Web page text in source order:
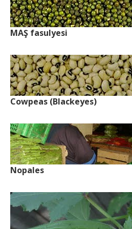
MAŞ fasulyesi
Cowpeas (Blackeyes)
Nopales